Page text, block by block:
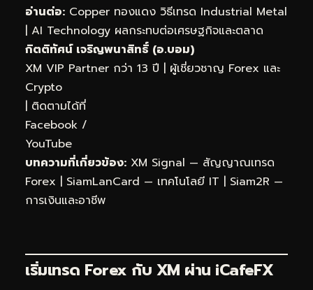
อ่านต่อ: Copper ทองแดง วิธีเทรด Industrial Metal
| AI Technology ผลกระทบต่อเศรษฐกิจและตลาด
กิตติทัศน์ เจริญพนาสิทธิ์ (อ.บอม)
XM VIP Partner กว่า 13 ปี | ผู้เชี่ยวชาญ Forex และ
Crypto
| ติดตามได้ที่
Facebook /
YouTube
บทความที่เกี่ยวข้อง: XM Signal — สัญญาณเทรด
Forex | SiamLanCard — เทคโนโลยี IT | Siam2R —
การเงินและอาชีพ
เริ่มเทรด Forex กับ XM ผ่าน iCafeFX